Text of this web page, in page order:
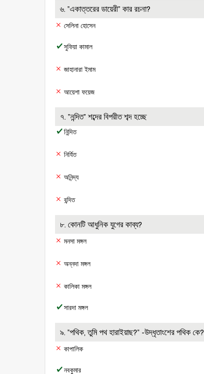
৬. ”একাত্তরের ডায়েরী” কার রচনা?
সেলিনা হোসেন
সুফিয়া কামাল
জাহানারা ইমাম
আয়েশা ফয়েজ
৭. ”নন্দিত” শব্দের বিপরীত শব্দ হচ্ছে
নিন্দিত
নির্যিত
অনিন্দ্য
বন্দিত
৮. কোনটি আধুনিক যুগের কাব্য?
মনসা মঙ্গল
অন্নদা মঙ্গল
কালিকা মঙ্গল
সারদা মঙ্গল
৯. ”পথিক, তুমি পথ হারাইয়াছ?” -উদ্ধৃতাংশের পথিক কে?
কাপালিক
নবকুমার